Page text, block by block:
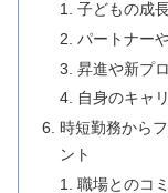
子どもの成
パートナー
昇進や新プ
自身のキャ
時短勤務から
ント
職場とのコ